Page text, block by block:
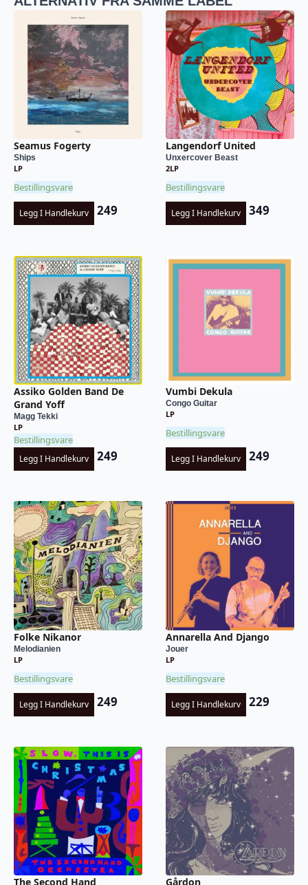
Seamus Fogerty
Ships
LP
Bestillingsvare
Legg I Handlekurv 249
Langendorf United
Unxercover Beast
2LP
Bestillingsvare
Legg I Handlekurv 349
Assiko Golden Band De
Grand Yoff
Magg Tekki
LP
Bestillingsvare
Legg I Handlekurv 249
Vumbi Dekula
Congo Guitar
LP
Bestillingsvare
Legg I Handlekurv 249
Folke Nikanor
Melodianien
LP
Bestillingsvare
Legg I Handlekurv 249
Annarella And Django
Jouer
LP
Bestillingsvare
Legg I Handlekurv 229
The Second Hand Gårdon